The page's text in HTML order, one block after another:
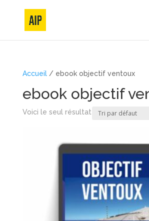
Accueil/ ebook objectif ventoux
ebook objectif
Voici le seul résultat